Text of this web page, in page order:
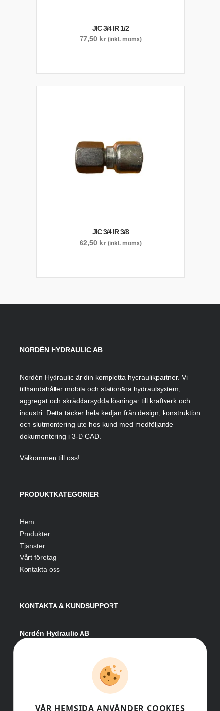
JIC 3/4 IR 1/2
77,50 kr (inkl. moms)
JIC 3/4 IR 3/8
62,50 kr (inkl. moms)
NORDÉN HYDRAULIC AB
Nordén Hydraulic är din kompletta hydraulikpartner. Vi
tillhandahåller mobila och stationära hydraulsystem,
aggregat och skräddarsydda lösningar till kraftverk och
industri. Detta täcker hela kedjan från design, konstruktion
och slutmontering ute hos kund med medföljande
dokumentering i 3-D CAD.
Välkommen till oss!
PRODUKTKATEGORIER
Hem
Produkter
Tjänster
Vårt företag
Kontakta oss
KONTAKTA & KUNDSUPPORT
Nordén Hydraulic AB
info@nordenhydraulic.se
Org-nr: 556531-8424
VÅR HEMSIDA ANVÄNDER COOKIES